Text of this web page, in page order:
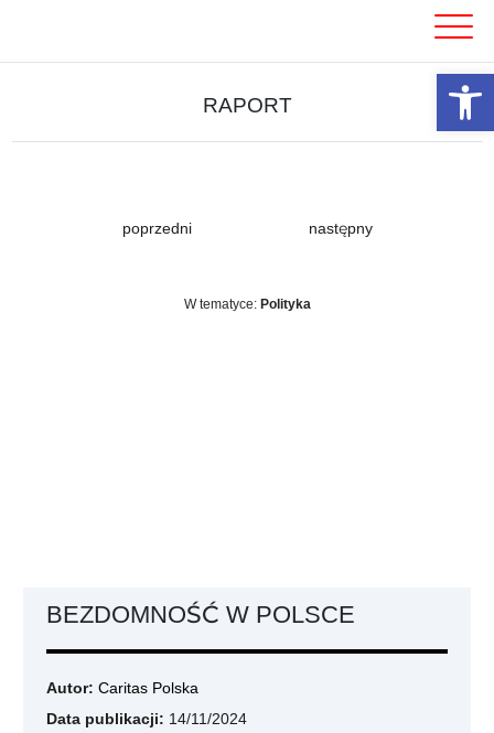
RAPORT
poprzedni następny
W tematyce: Polityka
BEZDOMNOŚĆ W POLSCE
Autor: Caritas Polska
Data publikacji: 14/11/2024